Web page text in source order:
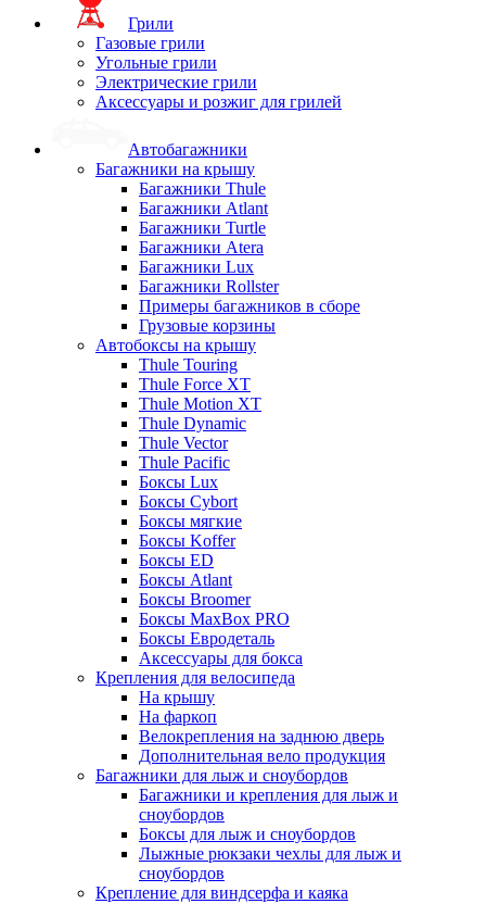
Грили
Газовые грили
Угольные грили
Электрические грили
Аксессуары и розжиг для грилей
Автобагажники
Багажники на крышу
Багажники Thule
Багажники Atlant
Багажники Turtle
Багажники Atera
Багажники Lux
Багажники Rollster
Примеры багажников в сборе
Грузовые корзины
Автобоксы на крышу
Thule Touring
Thule Force XT
Thule Motion XT
Thule Dynamic
Thule Vector
Thule Pacific
Боксы Lux
Боксы Cybort
Боксы мягкие
Боксы Koffer
Боксы ED
Боксы Atlant
Боксы Broomer
Боксы MaxBox PRO
Боксы Евродеталь
Аксессуары для бокса
Крепления для велосипеда
На крышу
На фаркоп
Велокрепления на заднюю дверь
Дополнительная вело продукция
Багажники для лыж и сноубордов
Багажники и крепления для лыж и
сноубордов
Боксы для лыж и сноубордов
Лыжные рюкзаки чехлы для лыж и
сноубордов
Крепление для виндсерфа и каяка